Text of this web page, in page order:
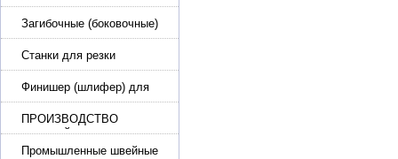
машины для слоения и
фрезерования кожи
Загибочные (боковочные)
машины для стельки,
кошельков, сумок
Станки для резки
кожи.Станки для резки
стропы
Финишер (шлифер) для
обуви
ПРОИЗВОДСТВО
РЕМНЕЙ, СУМОК,
КОЖГАЛАНТЕРЕИ
Промышленные швейные